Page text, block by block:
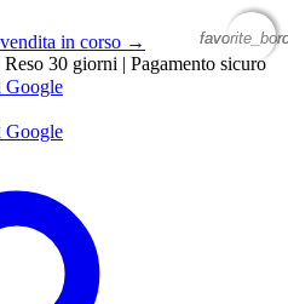
in corso →
Reso 30 giorni | Pagamento sicuro
Google
Google